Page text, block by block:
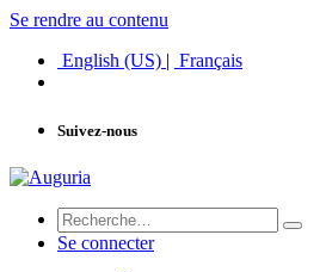
Se rendre au contenu
English (US) | Français
Suivez-nous
Se connecter